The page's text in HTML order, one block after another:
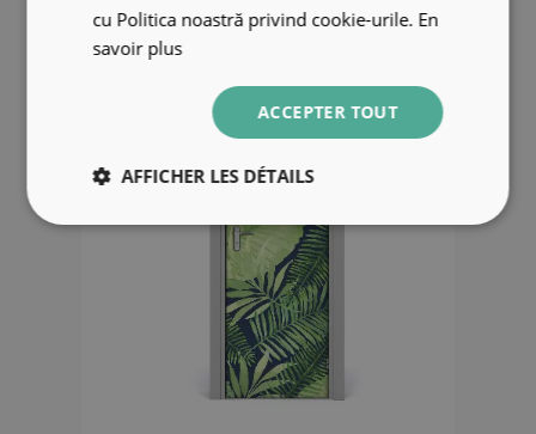
cu Politica noastră privind cookie-urile. En
savoir plus
ACCEPTER TOUT
AFFICHER LES DÉTAILS